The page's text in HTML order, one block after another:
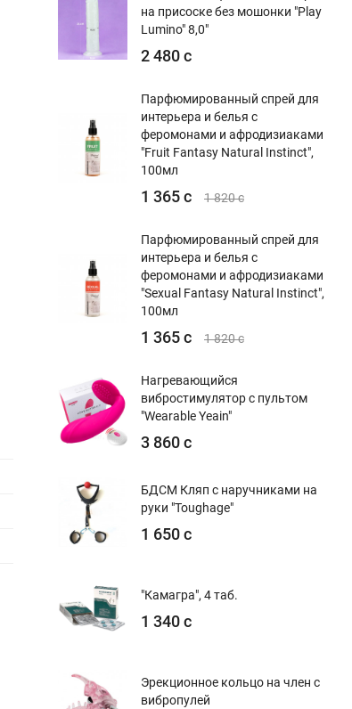
на присоске без мошонки "Play
Lumino" 8,0"
2 480 с
Парфюмированный спрей для
интерьера и белья с
феромонами и афродизиаками
"Fruit Fantasy Natural Instinct",
100мл
1 365 с 1 820 с
Парфюмированный спрей для
интерьера и белья с
феромонами и афродизиаками
"Sexual Fantasy Natural Instinct",
100мл
1 365 с 1 820 с
Нагревающийся
вибростимулятор с пультом
"Wearable Yeain"
3 860 с
БДСМ Кляп с наручниками на
руки "Toughage"
1 650 с
"Камагра", 4 таб.
1 340 с
Эрекционное кольцо на член с
вибропулей